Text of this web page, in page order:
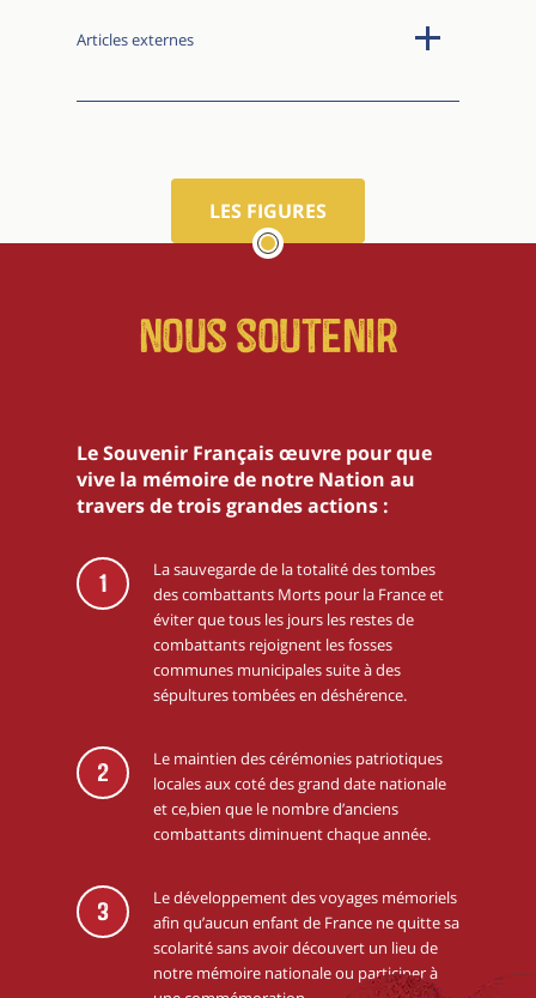
Articles externes
LES FIGURES
Nous soutenir
Le Souvenir Français œuvre pour que
vive la mémoire de notre Nation au
travers de trois grandes actions :
1
La sauvegarde de la totalité des tombes
des combattants Morts pour la France et
éviter que tous les jours les restes de
combattants rejoignent les fosses
communes municipales suite à des
sépultures tombées en déshérence.
2
Le maintien des cérémonies patriotiques
locales aux coté des grand date nationale
et ce,bien que le nombre d’anciens
combattants diminuent chaque année.
3
Le développement des voyages mémoriels
afin qu’aucun enfant de France ne quitte sa
scolarité sans avoir découvert un lieu de
notre mémoire nationale ou participer à